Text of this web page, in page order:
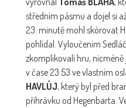
středním pásmu a dojel si
23. minutě mohl skórovat
pohlídal. Vyloučením
zkomplikovali hru,
v čase 23:53 ve vlastním
HAVLŮJ, který byl před
přihrávku od Hegenbarta.